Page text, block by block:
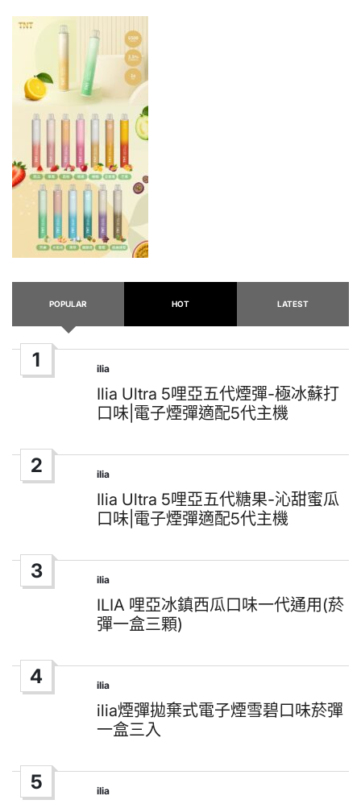
POPULAR HOT LATEST
1
Posted
in
ilia
Ilia Ultra 5哩亞五代煙彈-極冰蘇打
口味|電子煙彈適配5代主機
2
Posted
in
ilia
Ilia Ultra 5哩亞五代糖果-沁甜蜜瓜
口味|電子煙彈適配5代主機
3
Posted
in
ilia
ILIA 哩亞冰鎮西瓜口味一代通用(菸
彈一盒三顆)
4
Posted
in
ilia
ilia煙彈拋棄式電子煙雪碧口味菸彈
一盒三入
5
Posted
ilia